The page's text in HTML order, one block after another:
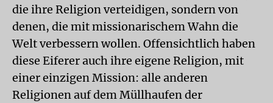
die ihre Religion verteidigen, sondern von
denen, die mit missionarischem Wahn die
Welt verbessern wollen. Offensichtlich haben
diese Eiferer auch ihre eigene Religion, mit
einer einzigen Mission: alle anderen
Religionen auf dem Müllhaufen der